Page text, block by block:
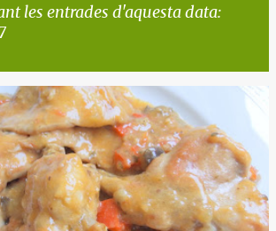
les entrades d'aquesta data: